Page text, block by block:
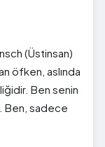
(Üstinsan)
öfken, aslında
Ben senin
Ben, sadece